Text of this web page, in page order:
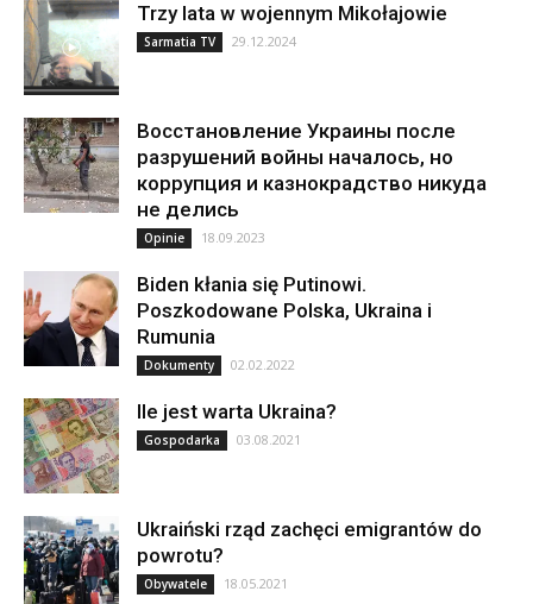
Trzy lata w wojennym Mikołajowie
Sarmatia TV 29.12.2024
Восстановление Украины после
разрушений войны началось, но
коррупция и казнокрадство никуда
не делись
Opinie 18.09.2023
Biden kłania się Putinowi.
Poszkodowane Polska, Ukraina i
Rumunia
Dokumenty 02.02.2022
Ile jest warta Ukraina?
Gospodarka 03.08.2021
Ukraiński rząd zachęci emigrantów do
powrotu?
Obywatele 18.05.2021